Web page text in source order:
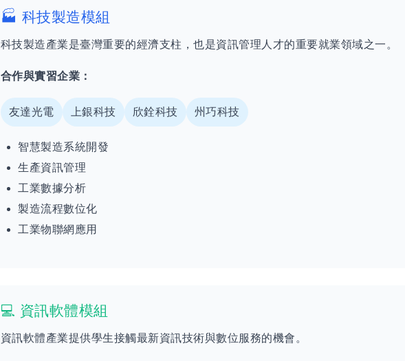
🏭 科技製造模組
科技製造產業是臺灣重要的經濟支柱，也是資訊管理人才的重要就業領域之一。
合作與實習企業：
友達光電 上銀科技 欣銓科技 州巧科技
智慧製造系統開發
生產資訊管理
工業數據分析
製造流程數位化
工業物聯網應用
💻 資訊軟體模組
資訊軟體產業提供學生接觸最新資訊技術與數位服務的機會。